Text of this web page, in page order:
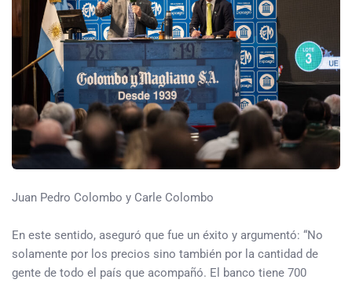
Juan Pedro Colombo y Carle Colombo
En este sentido, aseguró que fue un éxito y argumentó: “No
solamente por los precios sino también por la cantidad de
gente de todo el país que acompañó. El banco tiene 700